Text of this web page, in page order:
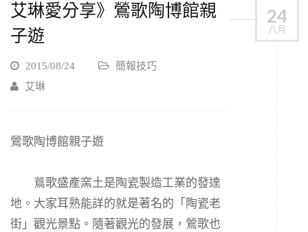
24
八月
艾琳愛分享》鶯歌陶博館親
子遊
2015/08/24
簡報技巧
艾琳
鶯歌陶博館親子遊
鶑歌盛產窯土是陶瓷製造工業的發達
地。大家耳熟能詳的就是著名的「陶瓷老
街」觀光景點。隨著觀光的發展，鶯歌也